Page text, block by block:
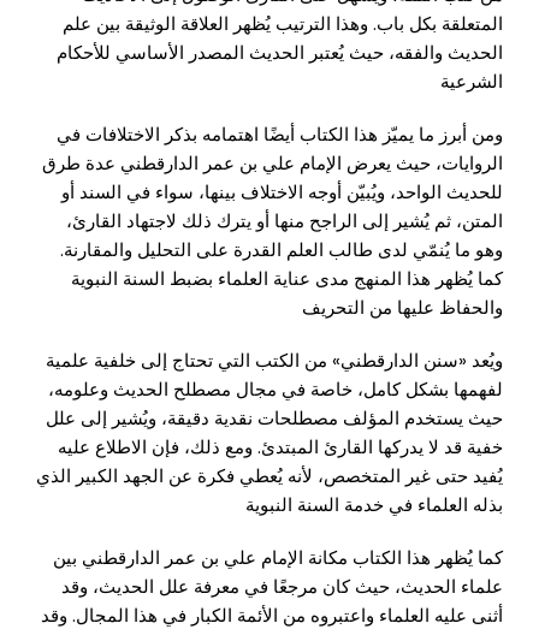
المتعلقة بكل باب. وهذا الترتيب يُظهر العلاقة الوثيقة بين علم
الحديث والفقه، حيث يُعتبر الحديث المصدر الأساسي للأحكام
الشرعية
ومن أبرز ما يميّز هذا الكتاب أيضًا اهتمامه بذكر الاختلافات في
الروايات، حيث يعرض الإمام علي بن عمر الدارقطني عدة طرق
للحديث الواحد، ويُبيّن أوجه الاختلاف بينها، سواء في السند أو
المتن، ثم يُشير إلى الراجح منها أو يترك ذلك لاجتهاد القارئ،
وهو ما يُنمّي لدى طالب العلم القدرة على التحليل والمقارنة.
كما يُظهر هذا المنهج مدى عناية العلماء بضبط السنة النبوية
والحفاظ عليها من التحريف
ويُعد «سنن الدارقطني» من الكتب التي تحتاج إلى خلفية علمية
لفهمها بشكل كامل، خاصة في مجال مصطلح الحديث وعلومه،
حيث يستخدم المؤلف مصطلحات نقدية دقيقة، ويُشير إلى علل
خفية قد لا يدركها القارئ المبتدئ. ومع ذلك، فإن الاطلاع عليه
يُفيد حتى غير المتخصص، لأنه يُعطي فكرة عن الجهد الكبير الذي
بذله العلماء في خدمة السنة النبوية
كما يُظهر هذا الكتاب مكانة الإمام علي بن عمر الدارقطني بين
علماء الحديث، حيث كان مرجعًا في معرفة علل الحديث، وقد
أثنى عليه العلماء واعتبروه من الأئمة الكبار في هذا المجال. وقد